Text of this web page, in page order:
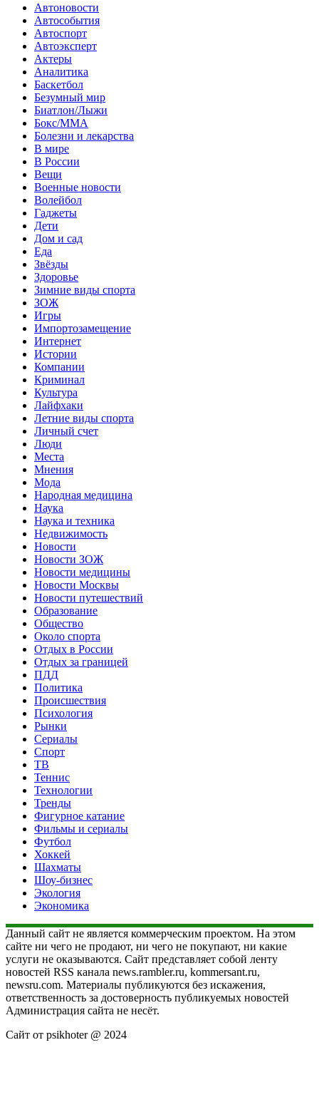
Автоновости
Автособытия
Автоспорт
Автоэксперт
Актеры
Аналитика
Баскетбол
Безумный мир
Биатлон/Лыжи
Бокс/MMA
Болезни и лекарства
В мире
В России
Вещи
Военные новости
Волейбол
Гаджеты
Дети
Дом и сад
Еда
Звёзды
Здоровье
Зимние виды спорта
ЗОЖ
Игры
Импортозамещение
Интернет
Истории
Компании
Криминал
Культура
Лайфхаки
Летние виды спорта
Личный счет
Люди
Места
Мнения
Мода
Народная медицина
Наука
Наука и техника
Недвижимость
Новости
Новости ЗОЖ
Новости медицины
Новости Москвы
Новости путешествий
Образование
Общество
Около спорта
Отдых в России
Отдых за границей
ПДД
Политика
Происшествия
Психология
Рынки
Сериалы
Спорт
ТВ
Теннис
Технологии
Тренды
Фигурное катание
Фильмы и сериалы
Футбол
Хоккей
Шахматы
Шоу-бизнес
Экология
Экономика
Данный сайт не является коммерческим проектом. На этом
сайте ни чего не продают, ни чего не покупают, ни какие
услуги не оказываются. Сайт представляет собой ленту
новостей RSS канала news.rambler.ru, kommersant.ru,
newsru.com. Материалы публикуются без искажения,
ответственность за достоверность публикуемых новостей
Администрация сайта не несёт.
Сайт от psikhoter @ 2024